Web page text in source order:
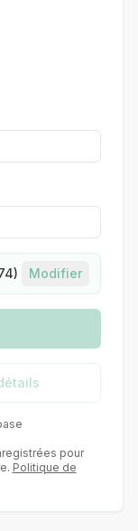
Modifier
pour
Politique de